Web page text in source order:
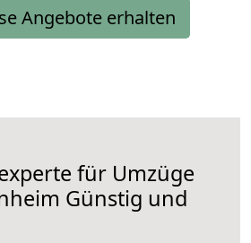
Angebote erhalten
für Umzüge
Günstig und